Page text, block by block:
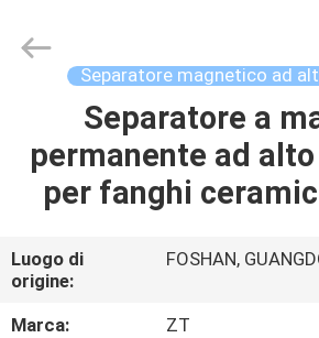
PRODOTTI
CIRCA
NOI
Machinery
Separatore magnetico ad
Separatore a
permanente ad
per fanghi
Luogo di
origine:
FOSHAN,
Marca:
ZT